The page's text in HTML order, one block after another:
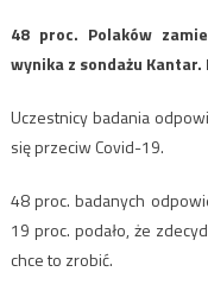
48 proc. Polaków
wynika z sondażu
Uczestnicy badania
się przeciw Covid-19.
48 proc. badanych
19 proc. podało, że
chce to zrobić.